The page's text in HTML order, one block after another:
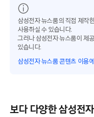
삼성전자 뉴스룸의 직접 제작
사용하실 수 있습니다.
그러나 삼성전자 뉴스룸이 제
있습니다.
삼성전자 뉴스룸 콘텐츠 이용
보다 다양한 삼성전